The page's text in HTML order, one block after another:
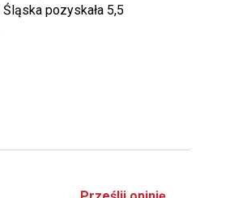
pozyskała 5,5